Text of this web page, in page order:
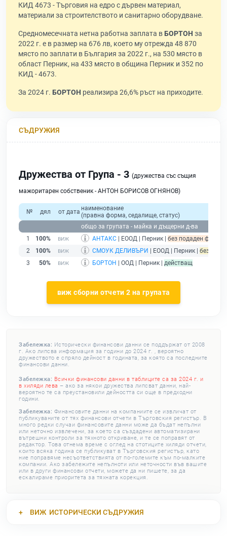
КИД 4673 - Търговия на едро с дървен материал,
материали за строителството и санитарно оборудване.
Средномесечната нетна работна заплата вБОРТОН за
2022 г. е в размер на 676 лв, което му отрежда 48 870
място по заплати в България за 2022 г., на 530 място в
област Перник, на 433 място в община Перник и 352 по
КИД - 4673.
За 2024 г. БОРТОН реализира 26,6% ръст на приходите.
СЪДРУЖИЯ
Дружества от Група - 3 (дружества със същия
мажоритарен собственик - АНТОН БОРИСОВ ОГНЯНОВ)
№ дял от дата наименование
(правна форма, седалище, статус)
общо за групата - майка и дъщерни д-ва
1
100% АНТАКС | ЕООД | Перник | без подаден
2
100% СМОУК ДЕЛИВЪРИ | ЕООД | Перник | без
3
50% БОРТОН | ООД | Перник | действащ
виж сборни отчети 2 на групата
Забележка: Исторически финансови данни се поддържат от 2008
г. Ако липсва информация за години до 2024 г. , вероятно
дружеството е спряло дейност в годината, за която са последните
финансови данни.
Забележка: Всички финансови данни в таблиците са за 2024 г. и
в хиляди лева – ако за някои дружества липсват данни, най-
вероятно те са преустановили дейността си още в предходни
години.
Забележка: Финансовите данни на компаниите се извличат от
публикуваните от тях финансови отчети в Търговския регистър. В
много редки случаи финансовите данни може да бъдат непълни
или неточно извлечени, за което са създадени автоматизирани
вътрешни контроли за тяхното откриване, и те се поправят от
редактор. Това отнема време с оглед на стотиците хиляди отчети,
които всяка година се публикуват в Търговския регистър, като
ние поправяме несъответствията от по-големите към по-малките
компании. Ако забележите непълноти или неточности във вашите
или в други финансови отчети, можете да ни пишете, за да
ескалираме приоритета за тяхната корекция.
ВИЖ ИСТОРИЧЕСКИ СЪДРУЖИЯ